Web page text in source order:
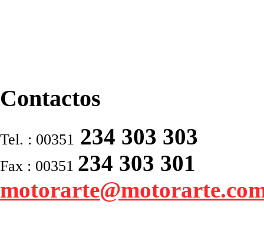
Contactos
Tel. : 00351 234 303 303
Fax : 00351 234 303 301